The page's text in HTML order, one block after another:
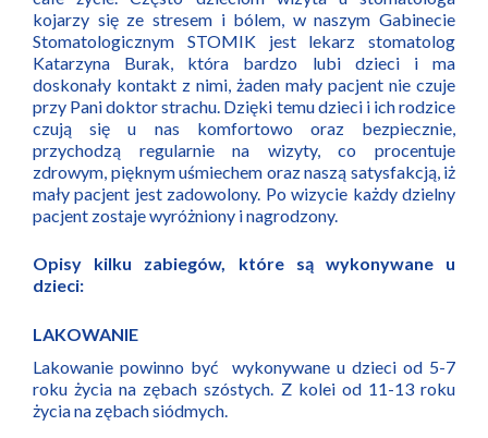
kojarzy się ze stresem i bólem, w naszym Gabinecie
Stomatologicznym STOMIK jest lekarz stomatolog
Katarzyna Burak, która bardzo lubi dzieci i ma
doskonały kontakt z nimi, żaden mały pacjent nie czuje
przy Pani doktor strachu. Dzięki temu dzieci i ich rodzice
czują się u nas komfortowo oraz bezpiecznie,
przychodzą regularnie na wizyty, co procentuje
zdrowym, pięknym uśmiechem oraz naszą satysfakcją, iż
mały pacjent jest zadowolony. Po wizycie każdy dzielny
pacjent zostaje wyróżniony i nagrodzony.
Opisy kilku zabiegów, które są wykonywane u
dzieci:
LAKOWANIE
Lakowanie powinno być wykonywane u dzieci od 5-7
roku życia na zębach szóstych. Z kolei od 11-13 roku
życia na zębach siódmych.